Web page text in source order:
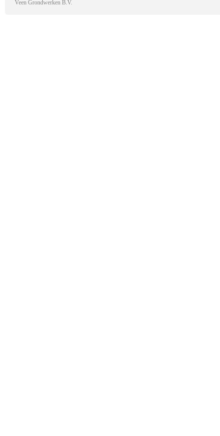
Veen Grondwerken B.V.